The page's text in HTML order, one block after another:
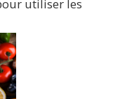
utiliser les